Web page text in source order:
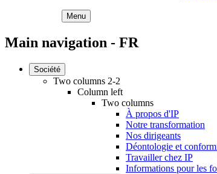
Menu
Main navigation - FR
Société
Two columns 2-2
Column left
Two columns
À propos d'IP
Notre transformation
Nos dirigeants
Déontologie et
Travailler chez IP
Informations pour les